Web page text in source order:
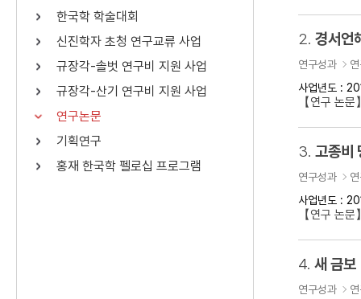
AND
OR 정조 OR 정약용 “정조” 또는 “
료를 검색
한국학 학술대회
신진학자 초청 연구교류 사업
규장각-솔벗 연구비 지원 사업
규장각-산기 연구비 지원 사업
연구논문
기획연구
홍재 한국학 펠로십 프로그램
2. 경서언
연구성과
사업년도 :
【연구 논
3. 고종비
연구성과
사업년도 :
【연구 논
4. 새 금보
연구성과